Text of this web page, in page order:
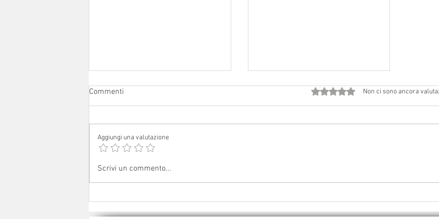
Sabato 1° agosto 2026: festa
Commenti Valutazione 0 stelle su 5.
Non ci sono ancora
Aggiungi una valutazione
Scrivi un commento...